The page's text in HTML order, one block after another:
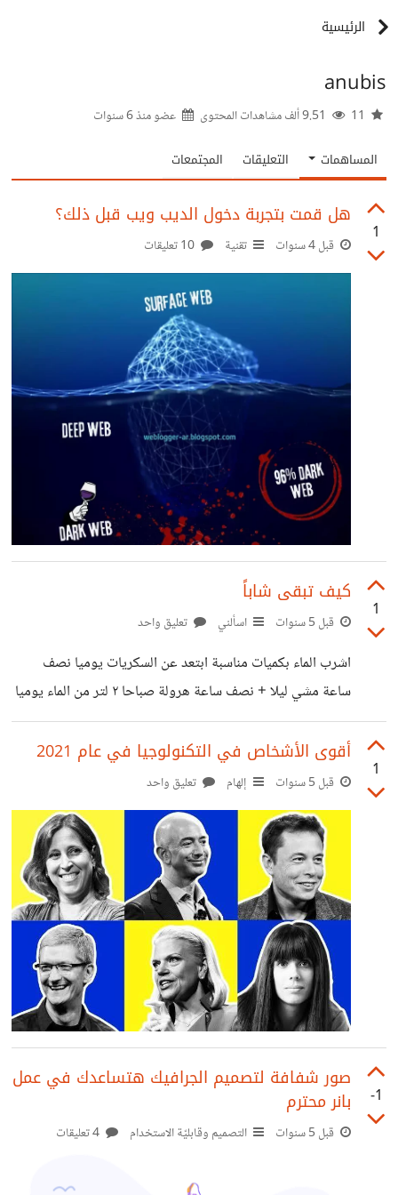
الرئيسية
anubis
عضو منذ6 سنوات
المساهمات التعليقات المجتمعات
1
هل قمت بتجربة دخول الديب ويب قبل ذلك؟
قبل 4 سنوات تقنية
1
كيف تبقى شاباً
قبل 5 سنوات اسألني تعليق واحد
اشرب الماء بكميات مناسبة ابتعد عن السكريات يوميا نصف
ساعة مشي ليلا + نصف ساعة هرولة صباحا ٢ لتر من الماء يوميا
النوم مبكرا التمارين المنزلية ( تمارين ضغط + تمارين الظهر)
1
أقوى الأشخاص في التكنولوجيا في عام 2021
قبل 5 سنوات إلهام تعليق واحد
-1
صور شفافة لتصميم الجرافيك هتساعدك في عمل
بانر محترم
قبل 5 سنوات التصميم وقابليّة الاستخدام